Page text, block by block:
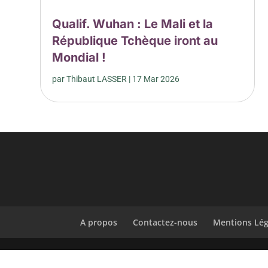
Qualif. Wuhan : Le Mali et la
République Tchèque iront au
Mondial !
parThibaut LASSER | 17 Mar 2026
A propos Contactez-nous Mentions